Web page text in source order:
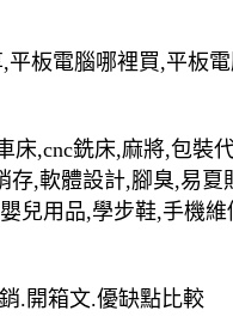
板電腦哪裡買,平板
,cnc銑床,麻將,包
,軟體設計,腳臭,易
兒用品,學步鞋,手機
.開箱文.優缺點比較